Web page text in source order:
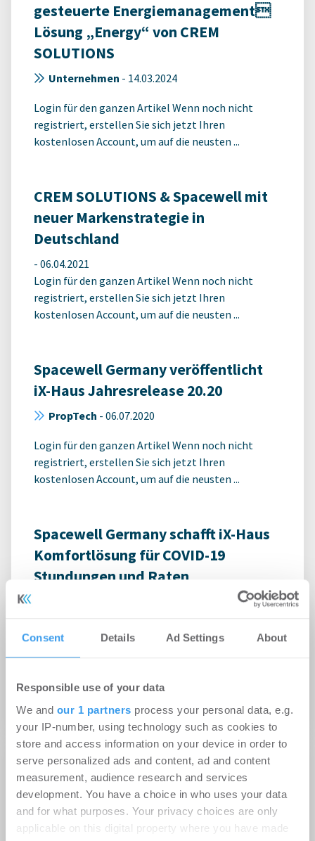
Consent Details Ad Settings About
Responsible use of your data
We and our 1 partners process your personal data, e.g.
your IP-number, using technology such as cookies to
store and access information on your device in order to
serve personalized ads and content, ad and content
measurement, audience research and services
development. You have a choice in who uses your data
and for what purposes. Your privacy choices are only
applicable on this digital property where you have made
gesteuerte Energiemanagement
Lösung „Energy“ von CREM
SOLUTIONS
Unternehmen - 14.03.2024
Login für den ganzen Artikel Wenn noch nicht
registriert, erstellen Sie sich jetzt Ihren
kostenlosen Account, um auf die neusten ...
CREM SOLUTIONS & Spacewell mit
neuer Markenstrategie in
Deutschland
- 06.04.2021
Login für den ganzen Artikel Wenn noch nicht
registriert, erstellen Sie sich jetzt Ihren
kostenlosen Account, um auf die neusten ...
Spacewell Germany veröffentlicht
iX-Haus Jahresrelease 20.20
PropTech - 06.07.2020
Login für den ganzen Artikel Wenn noch nicht
registriert, erstellen Sie sich jetzt Ihren
kostenlosen Account, um auf die neusten ...
Spacewell Germany schafft iX-Haus
Komfortlösung für COVID-19
Stundungen und Raten
Immobilienmanagementsystem iX-Haus eine
Das könnte Dich auch
interessieren